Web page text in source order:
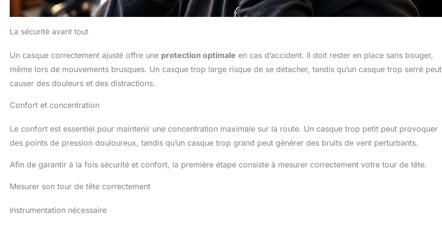
La sécurité avant tout
Un casque correctement ajusté offre une protection optimale en cas d’accident. Il doit rester en place sans bouger,
même lors de mouvements brusques. Un casque trop large risque de se détacher, tandis qu’un casque trop serré peut
causer des douleurs et des distractions.
Confort et concentration
Le confort est essentiel pour maintenir une concentration maximale sur la route. Un casque trop petit peut provoquer
des points de pression douloureux, tandis qu’un casque trop grand peut générer des bruits de vent perturbants.
Afin de garantir à la fois sécurité et confort, la première étape consiste à mesurer correctement votre tour de tête.
Mesurer son tour de tête correctement
Instrumentation nécessaire